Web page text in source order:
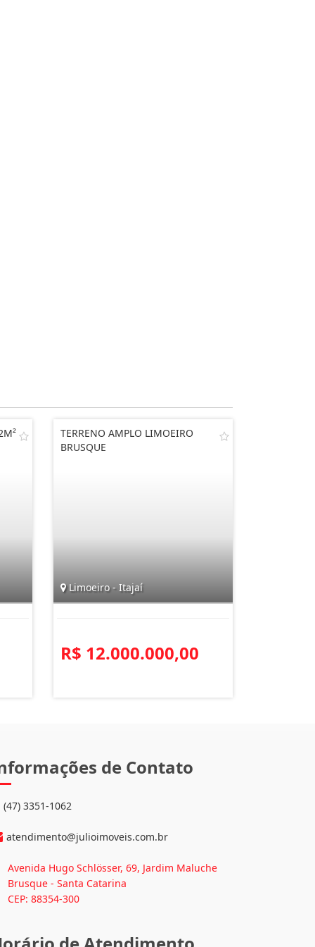
TERRENO AMPLO LIMOEIRO
BRUSQUE
Limoeiro - Itajaí
R$ 12.000.000,00
de Contato
(47) 3351-1062
atendimento@julioimoveis.com.br
Avenida Hugo Schlösser, 69, Jardim Maluche
Brusque - Santa Catarina
CEP: 88354-300